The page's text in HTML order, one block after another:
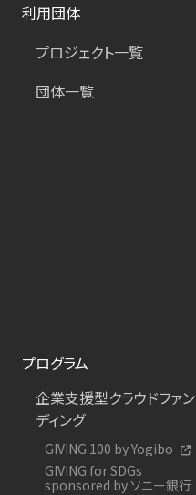
利用団体
プロジェクト一覧
団体一覧
プログラム
企業支援型クラウドファン
ディング
GIVING 100 by Yogibo
GIVING for SDGs
sponsored by ソニー銀行